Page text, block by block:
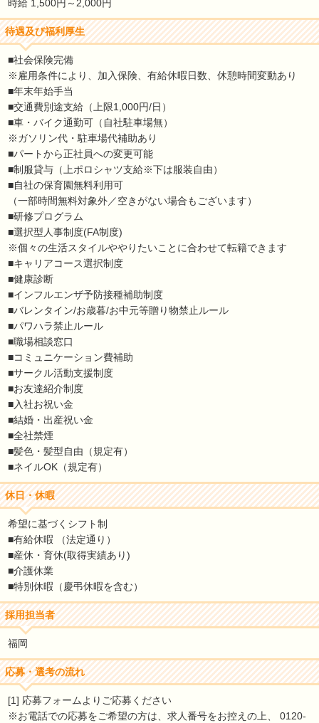
時給 1,500円～2,000円
待遇及び福利厚生
■社会保険完備
※雇用条件により、加入保険、有給休暇日数、休憩時間変動あり
■年末年始手当
■交通費別途支給（上限1,000円/日）
■車・バイク通勤可（自社駐車場無）
※ガソリン代・駐車場代補助あり
■パートから正社員への変更可能
■制服貸与（上ポロシャツ支給※下は服装自由）
■自社の保育園無料利用可
（一部時間無料対象外／空きがない場合もございます）
■研修プログラム
■選択型人事制度(FA制度)
※個々の生活スタイルややりたいことに合わせて転籍できます
■キャリアコース選択制度
■健康診断
■インフルエンザ予防接種補助制度
■バレンタイン/お歳暮/お中元等贈り物禁止ルール
■パワハラ禁止ルール
■職場相談窓口
■コミュニケーション費補助
■サークル活動支援制度
■お友達紹介制度
■入社お祝い金
■結婚・出産祝い金
■全社禁煙
■髪色・髪型自由（規定有）
■ネイルOK（規定有）
休日・休暇
希望に基づくシフト制
■有給休暇 （法定通り）
■産休・育休(取得実績あり)
■介護休業
■特別休暇（慶弔休暇を含む）
採用担当者
福岡
応募・選考の流れ
[1] 応募フォームよりご応募ください
※お電話での応募をご希望の方は、求人番号をお控えの上、 0120-